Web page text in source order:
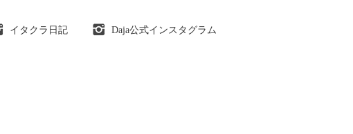
イタクラ日記 Daja公式インスタグラム